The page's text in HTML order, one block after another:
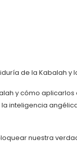
de la Kabalah y
y cómo
nuestra